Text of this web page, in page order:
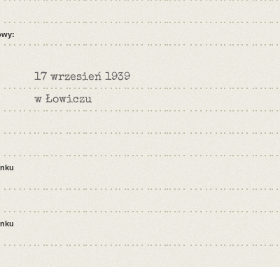
17 wrzesień 1939
w Łowiczu